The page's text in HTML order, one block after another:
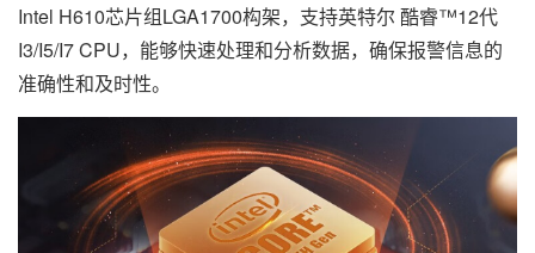
Intel H610芯片组LGA1700构架，支持英特尔 酷睿™12代
I3/I5/I7 CPU，能够快速处理和分析数据，确保报警信息的
准确性和及时性。